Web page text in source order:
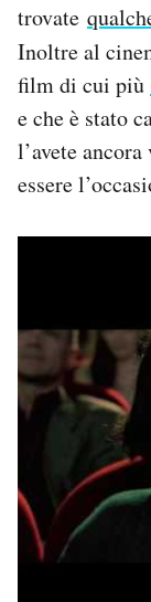
trovate
Inoltre al
film di cui più
e che è stato
l’avete
essere